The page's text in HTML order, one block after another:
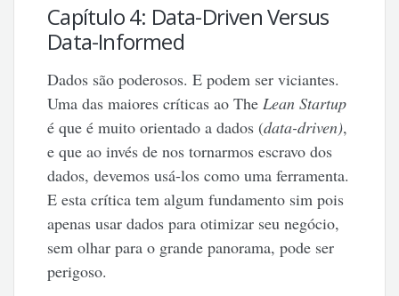
Capítulo 4: Data-Driven Versus
Data-Informed
Dados são poderosos. E podem ser viciantes.
Uma das maiores críticas ao The Lean Startup
é que é muito orientado a dados (data-driven),
e que ao invés de nos tornarmos escravo dos
dados, devemos usá-los como uma ferramenta.
E esta crítica tem algum fundamento sim pois
apenas usar dados para otimizar seu negócio,
sem olhar para o grande panorama, pode ser
perigoso.